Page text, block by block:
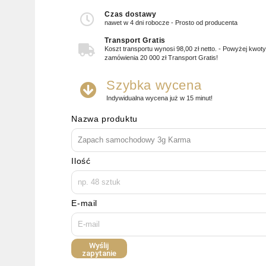
Czas dostawy
nawet w 4 dni robocze - Prosto od producenta
Transport Gratis
Koszt transportu wynosi 98,00 zł netto. - Powyżej kwoty
zamówienia 20 000 zł Transport Gratis!
Szybka wycena
Indywidualna wycena już w 15 minut!
Nazwa produktu
Ilość
E-mail
Wyślij
zapytanie